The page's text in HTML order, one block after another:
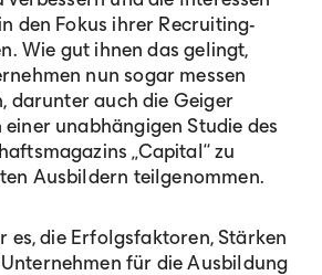
den Fokus ihrer Recruiting-
Wie gut ihnen das gelingt,
nun sogar messen
darunter auch die Geiger
unabhängigen Studie des
„Capital“ zu
Ausbildern teilgenommen.
es, die Erfolgsfaktoren, Stärken
für die Ausbildung